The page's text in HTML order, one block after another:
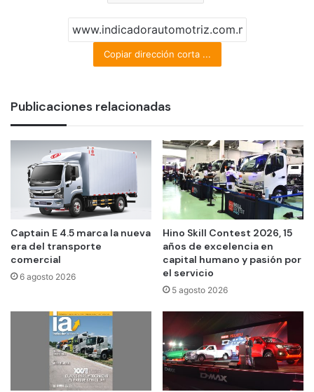
Copiar dirección corta ...
Publicaciones relacionadas
Captain E 4.5 marca la nueva
era del transporte
comercial
6 agosto 2026
Hino Skill Contest 2026, 15
años de excelencia en
capital humano y pasión por
el servicio
5 agosto 2026